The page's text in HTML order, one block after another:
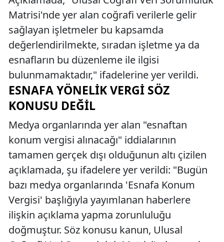
Matrisi'nde yer alan coğrafi verilerle gelir
sağlayan işletmeler bu kapsamda
değerlendirilmekte, sıradan işletme ya da
esnafların bu düzenleme ile ilgisi
bulunmamaktadır," ifadelerine yer verildi.
ESNAFA YÖNELIK VERGI SÖZ
KONUSU DEĞIL
Medya organlarında yer alan "esnaftan
konum vergisi alınacağı" iddialarının
tamamen gerçek dışı olduğunun altı çizilen
açıklamada, şu ifadelere yer verildi: "Bugün
bazı medya organlarında 'Esnafa Konum
Vergisi' başlığıyla yayımlanan haberlere
ilişkin açıklama yapma zorunluluğu
doğmuştur. Söz konusu kanun, Ulusal